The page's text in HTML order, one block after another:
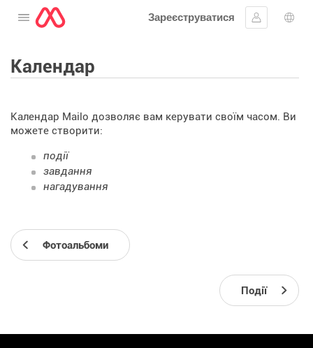
Відкрити меню
Зареєструватися
Увійти
Календар
Календар Mailo дозволяє вам керувати своїм часом. Ви
можете створити:
події
завдання
нагадування
Фотоальбоми
Події